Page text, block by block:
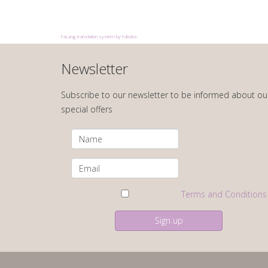
FaLang translation system by Faboba
Newsletter
Subscribe to our newsletter to be informed about
special offers
Terms and Conditions